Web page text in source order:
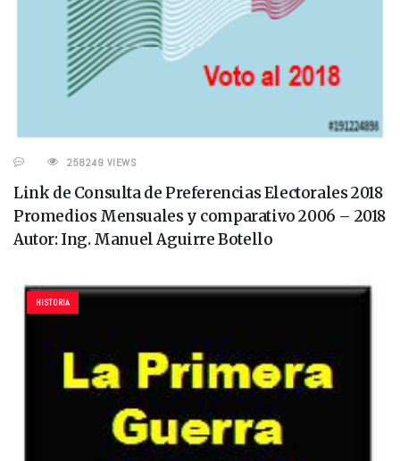
258249 VIEWS
Link de Consulta de Preferencias Electorales 2018
Promedios Mensuales y comparativo 2006 – 2018
Autor: Ing. Manuel Aguirre Botello
HISTORIA